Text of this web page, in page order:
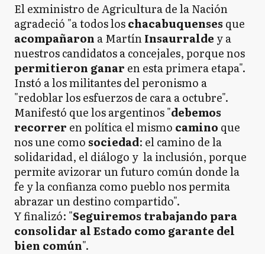
El exministro de Agricultura de la Nación
agradeció "a todos loschacabuquenses que
acompañaron a MartínInsaurralde y a
nuestros candidatos a concejales, porque nos
permitieron ganar en esta primera etapa".
Instó a los militantes del peronismo a
"redoblar los esfuerzos de cara a octubre".
Manifestó que los argentinos "debemos
recorrer en política el mismo camino que
nos une como sociedad: el camino de la
solidaridad, el diálogo y la inclusión, porque
permite avizorar un futuro común donde la
fe y la confianza como pueblo nos permita
abrazar un destino compartido".
Y finalizó: "Seguiremos trabajando para
consolidar al Estado como garante del
bien común".